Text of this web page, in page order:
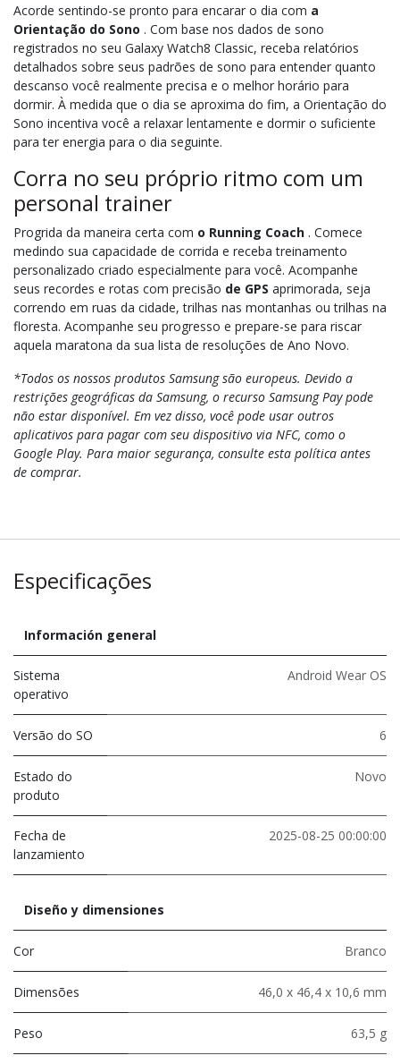
Acorde sentindo-se pronto para encarar o dia com a
Orientação do Sono . Com base nos dados de sono
registrados no seu Galaxy Watch8 Classic, receba relatórios
detalhados sobre seus padrões de sono para entender quanto
descanso você realmente precisa e o melhor horário para
dormir. À medida que o dia se aproxima do fim, a Orientação do
Sono incentiva você a relaxar lentamente e dormir o suficiente
para ter energia para o dia seguinte.
Corra no seu próprio ritmo com um
personal trainer
Progrida da maneira certa com o Running Coach . Comece
medindo sua capacidade de corrida e receba treinamento
personalizado criado especialmente para você. Acompanhe
seus recordes e rotas com precisão de GPS aprimorada, seja
correndo em ruas da cidade, trilhas nas montanhas ou trilhas na
floresta. Acompanhe seu progresso e prepare-se para riscar
aquela maratona da sua lista de resoluções de Ano Novo.
*Todos os nossos produtos Samsung são europeus. Devido a
restrições geográficas da Samsung, o recurso Samsung Pay pode
não estar disponível. Em vez disso, você pode usar outros
aplicativos para pagar com seu dispositivo via NFC, como o
Google Play. Para maior segurança, consulte esta política antes
de comprar.
Especificações
Información general
Sistema
operativo
Android Wear OS
Versão do SO 6
Estado do
produto
Novo
Fecha de
lanzamiento
2025-08-25 00:00:00
Diseño y dimensiones
Cor Branco
Dimensões 46,0 x 46,4 x 10,6 mm
Peso 63,5 g